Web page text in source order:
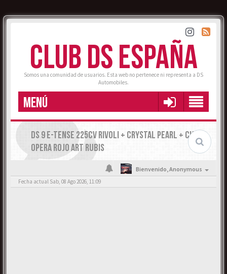
CLUB DS ESPAÑA
Somos una comunidad de usuarios. Esta web no pertenece ni representa a DS
Automobiles.
MENÚ
DS 9 E-TENSE 225CV RIVOLI + CRYSTAL PEARL + CUERO
OPERA ROJO ART RUBIS
Bienvenido,Anonymous
Fecha actual Sab, 08 Ago 2026, 11:09